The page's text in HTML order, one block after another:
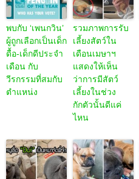
พบกับ ‘เพนกวิน’
ผู้ถูกเลือกเป็นเด็ก
ดื้อ-เด็กดีประจำ
เดือน กับ
วีรกรรมที่สมกับ
ตำแหน่ง
รวมภาพการรับ
เลี้ยงสัตว์ใน
เดือนเมษาฯ
แสดงให้เห็น
ว่าการมีสัตว์
เลี้ยงในช่วง
กักตัวนั้นดีแค่
ไหน